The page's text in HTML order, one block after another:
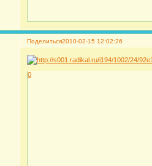
Поделиться2010-02-15 12:02:26
0